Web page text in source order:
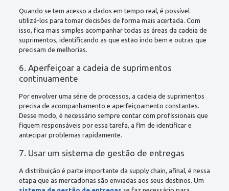
Quando se tem acesso a dados em tempo real, é possível
utilizá-los para tomar decisões de forma mais acertada. Com
isso, fica mais simples acompanhar todas as áreas da cadeia de
suprimentos, identificando as que estão indo bem e outras que
precisam de melhorias.
6. Aperfeiçoar a cadeia de suprimentos
continuamente
Por envolver uma série de processos, a cadeia de suprimentos
precisa de acompanhamento e aperfeiçoamento constantes.
Desse modo, é necessário sempre contar com profissionais que
fiquem responsáveis por essa tarefa, a fim de identificar e
antecipar problemas rapidamente.
7. Usar um sistema de gestão de entregas
A distribuição é parte importante da supply chain, afinal, é nessa
etapa que as mercadorias são enviadas aos seus destinos. Um